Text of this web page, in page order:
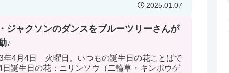
2025.01.07
ジャクソンのダンスをブルーツリーさんが
♪
年4月4日 火曜日。いつもの誕生日の花ことばで
日誕生日の花：ニリンソウ（二輪草・キンポウゲ